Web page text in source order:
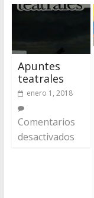
Apuntes
teatrales
enero 1, 2018
Comentarios
desactivados